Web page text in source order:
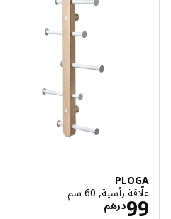
PLOGA
علّاقة رأسية, 60 سم
درهم99 الاسعار درهم 99